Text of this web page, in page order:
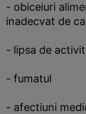
- obiceiuri
inadecvat de
- lipsa de
- fumatul
- afectiuni